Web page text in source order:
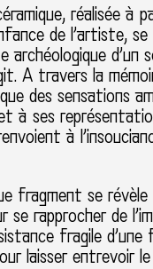
réalisée à
de l’artiste,
archéologique d’un
A travers la
des sensations
à ses
à
fragment se révèle
rapprocher de
fragile d’une
laisser entrevoir